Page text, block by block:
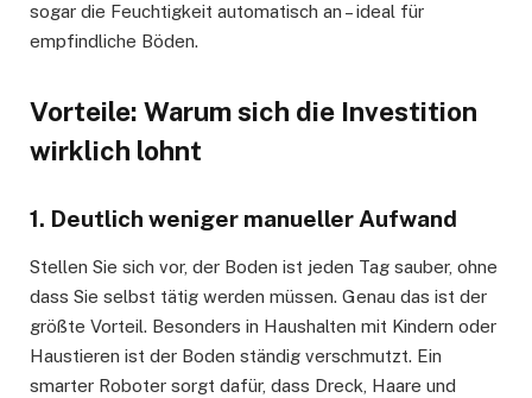
sogar die Feuchtigkeit automatisch an – ideal für
empfindliche Böden.
Vorteile: Warum sich die Investition
wirklich lohnt
1. Deutlich weniger manueller Aufwand
Stellen Sie sich vor, der Boden ist jeden Tag sauber, ohne
dass Sie selbst tätig werden müssen. Genau das ist der
größte Vorteil. Besonders in Haushalten mit Kindern oder
Haustieren ist der Boden ständig verschmutzt. Ein
smarter Roboter sorgt dafür, dass Dreck, Haare und